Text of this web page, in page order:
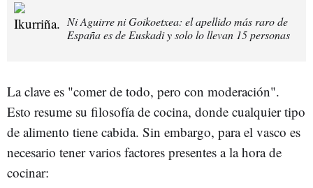
Ni Aguirre ni Goikoetxea: el apellido más raro de
España es de Euskadi y solo lo llevan 15 personas
La clave es "comer de todo, pero con moderación".
Esto resume su filosofía de cocina, donde cualquier tipo
de alimento tiene cabida. Sin embargo, para el vasco es
necesario tener varios factores presentes a la hora de
cocinar: